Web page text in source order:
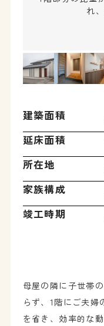
れ
建築面積
延床面積
所在地
家族構成
竣工時期
母屋の隣に子世帯
らず、1階にご夫
を省き、効率的な